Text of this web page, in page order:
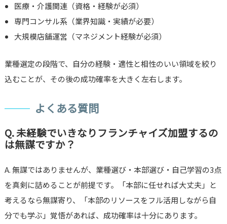
医療・介護関連（資格・経験が必須）
専門コンサル系（業界知識・実績が必要）
大規模店舗運営（マネジメント経験が必須）
業種選定の段階で、自分の経験・適性と相性のいい領域を絞り
込むことが、その後の成功確率を大きく左右します。
よくある質問
Q. 未経験でいきなりフランチャイズ加盟するの
は無謀ですか？
A. 無謀ではありませんが、業種選び・本部選び・自己学習の3点
を真剣に詰めることが前提です。「本部に任せれば大丈夫」と
考えるなら無謀寄り、「本部のリソースをフル活用しながら自
分でも学ぶ」覚悟があれば、成功確率は十分にあります。